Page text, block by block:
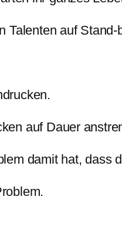
Talenten auf Stand-
auf Dauer
damit hat, dass